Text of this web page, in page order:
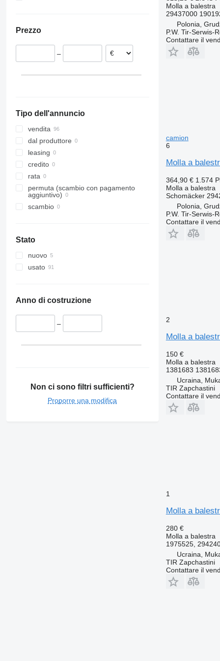
Belgio
Estonia
Prezzo
–
Tipo dell'annuncio
vendita
dal produttore
leasing
credito
rata
permuta (scambio con pagamento
aggiuntivo)
scambio
Stato
nuovo
usato
Anno di costruzione
–
Non ci sono filtri sufficienti?
Proporre una modifica
Molla a balestra
29437000
Polonia,
P.W. Tir-Serwis-
Contattare il
camion
6
Molla a
364,90 € 1.574
Molla a balestra
Schomäcker
Polonia,
P.W. Tir-Serwis-
Contattare il
2
Molla a
150 €
Molla a balestra
1381683
Ucraina,
TIR Zapchastini
Contattare il
1
Molla a
280 €
Molla a balestra
1975525,
Ucraina,
TIR Zapchastini
Contattare il